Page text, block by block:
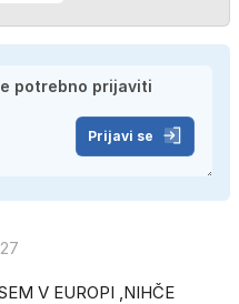
Prijavi se
V EUROPI ,NIHČE